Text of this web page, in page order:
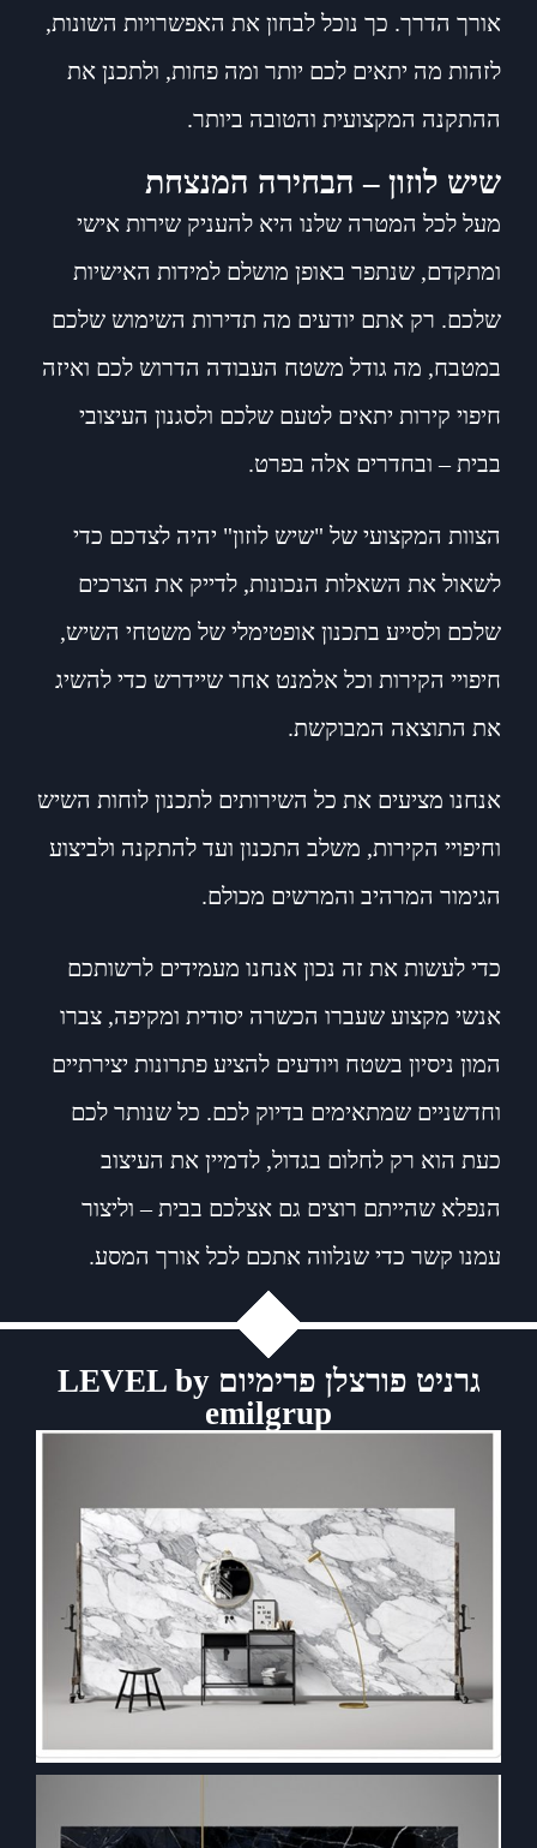
אורך הדרך. כך נוכל לבחון את האפשרויות השונות,
לזהות מה יתאים לכם יותר ומה פחות, ולתכנן את
ההתקנה המקצועית והטובה ביותר.
שיש לוזון – הבחירה המנצחת
מעל לכל המטרה שלנו היא להעניק שירות אישי
ומתקדם, שנתפר באופן מושלם למידות האישיות
שלכם. רק אתם יודעים מה תדירות השימוש שלכם
במטבח, מה גודל משטח העבודה הדרוש לכם ואיזה
חיפוי קירות יתאים לטעם שלכם ולסגנון העיצובי
בבית – ובחדרים אלה בפרט.
הצוות המקצועי של "שיש לוזון" יהיה לצדכם כדי
לשאול את השאלות הנכונות, לדייק את הצרכים
שלכם ולסייע בתכנון אופטימלי של משטחי השיש,
חיפויי הקירות וכל אלמנט אחר שיידרש כדי להשיג
את התוצאה המבוקשת.
אנחנו מציעים את כל השירותים לתכנון לוחות השיש
וחיפויי הקירות, משלב התכנון ועד להתקנה ולביצוע
הגימור המרהיב והמרשים מכולם.
כדי לעשות את זה נכון אנחנו מעמידים לרשותכם
אנשי מקצוע שעברו הכשרה יסודית ומקיפה, צברו
המון ניסיון בשטח ויודעים להציע פתרונות יצירתיים
וחדשניים שמתאימים בדיוק לכם. כל שנותר לכם
כעת הוא רק לחלום בגדול, לדמיין את העיצוב
הנפלא שהייתם רוצים גם אצלכם בבית – וליצור
עמנו קשר כדי שנלווה אתכם לכל אורך המסע.
גרניט פורצלן פרימיום LEVEL by
emilgrup